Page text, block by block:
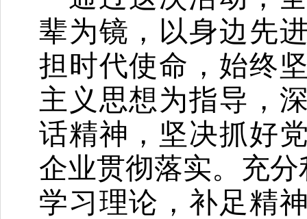
辈为镜，以身边先
担时代使命，始终
主义思想为指导，
话精神，坚决抓好
企业贯彻落实。充
学习理论，补足精